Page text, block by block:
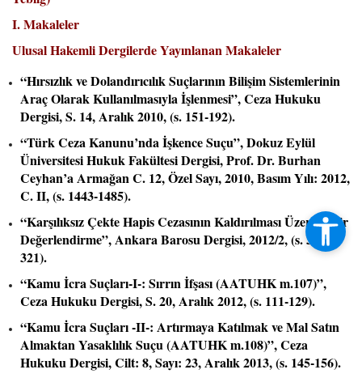
I. Makaleler
Ulusal Hakemli Dergilerde Yayınlanan Makaleler
“Hırsızlık ve Dolandırıcılık Suçlarının Bilişim Sistemlerinin
Araç Olarak Kullanılmasıyla İşlenmesi”, Ceza Hukuku
Dergisi, S. 14, Aralık 2010, (s. 151-192).
“Türk Ceza Kanunu’nda İşkence Suçu”, Dokuz Eylül
Üniversitesi Hukuk Fakültesi Dergisi, Prof. Dr. Burhan
Ceyhan’a Armağan C. 12, Özel Sayı, 2010, Basım Yılı: 2012,
C. II, (s. 1443-1485).
“Karşılıksız Çekte Hapis Cezasının Kaldırılması Üzerine Bir
Değerlendirme”, Ankara Barosu Dergisi, 2012/2, (s. 305-
321).
“Kamu İcra Suçları-I-: Sırrın İfşası (AATUHK m.107)”,
Ceza Hukuku Dergisi, S. 20, Aralık 2012, (s. 111-129).
“Kamu İcra Suçları -II-: Artırmaya Katılmak ve Mal Satın
Almaktan Yasaklılık Suçu (AATUHK m.108)”, Ceza
Hukuku Dergisi, Cilt: 8, Sayı: 23, Aralık 2013, (s. 145-156).